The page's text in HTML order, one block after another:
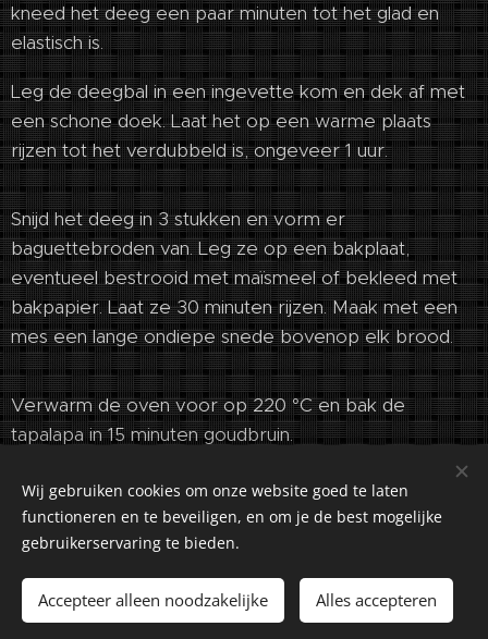
kneed het deeg een paar minuten tot het glad en
elastisch is.
Leg de deegbal in een ingevette kom en dek af met
een schone doek. Laat het op een warme plaats
rijzen tot het verdubbeld is, ongeveer 1 uur.
Snijd het deeg in 3 stukken en vorm er
baguettebroden van. Leg ze op een bakplaat,
eventueel bestrooid met maïsmeel of bekleed met
bakpapier. Laat ze 30 minuten rijzen. Maak met een
mes een lange ondiepe snede bovenop elk brood.
Verwarm de oven voor op 220 °C en bak de
tapalapa in 15 minuten goudbruin.
©2018-2026 Kuiranto Culinary Creations. Oosseldstraat 8,
Cookies
Wij gebruiken cookies om onze website goed te laten
functioneren en te beveiligen, en om je de best mogelijke
gebruikerservaring te bieden.
Accepteer alleen noodzakelijke Alles accepteren